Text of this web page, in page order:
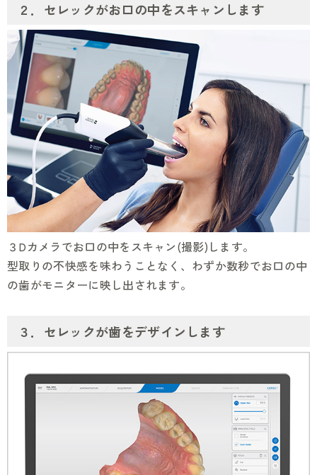
２．セレックがお口の中をスキャンします
３Dカメラでお口の中をスキャン(撮影)します。
型取りの不快感を味わうことなく、わずか数秒でお口の中
の歯がモニターに映し出されます。
３．セレックが歯をデザインします